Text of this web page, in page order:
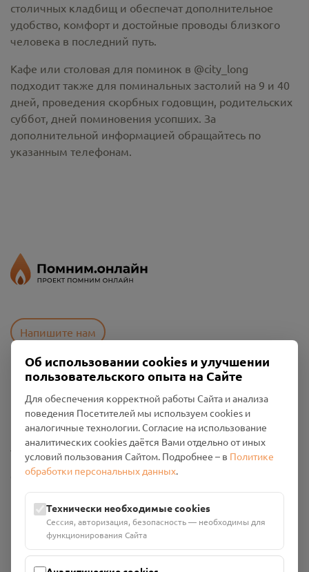
столичных кладбищ и обеспечат дополнительное
удобство, комфорт и достойные проводы близкого
человека в последний путь.
Кафе или столовая для поминок в @city_long
подходит также для поминальных застолий на 9 и 40
дней, проведения скорбных годовщин, родительских
суббот, дней поминовения усопших. За
дополнительной информацией обращайтесь по
указанным телефонам.
Напишите нам
Политика конфиденциальности
Промо-материалы
Настройки cookies
Общество с ограниченной ответственностью «Смоленский
Проект Помним»
ИНН: 6700029207 ОГРН: 1256700001986
Юридический адрес: 216790, Смоленская область, р-н
Руднянский, г. Рудня, улица Западная, д. 26А, пом. 18
Номер счёта: 40702810901130004287 в АО "АЛЬФА-БАНК"
Об использовании cookies и улучшении
пользовательского опыта на Сайте
Для обеспечения корректной работы Сайта и анализа
поведения Посетителей мы используем cookies и
аналогичные технологии. Согласие на использование
аналитических cookies даётся Вами отдельно от иных
условий пользования Сайтом. Подробнее – в Политике
обработки персональных данных.
Технически необходимые cookies
Сессия, авторизация, безопасность — необходимы для
функционирования Сайта